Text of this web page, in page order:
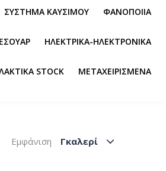
ΣΥΣΤΗΜΑ ΚΑΥΣΙΜΟΥ ΦΑΝΟΠΟΙΙΑ
ΗΛΕΚΤΡΙΚΑ-ΗΛΕΚΤΡΟΝΙΚΑ
STOCK ΜΕΤΑΧΕΙΡΙΣΜΕΝΑ
Εμφάνιση Γκαλερί